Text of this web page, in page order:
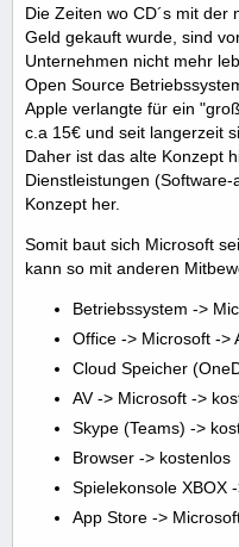
Die Zeiten wo CD´s mit der
Geld gekauft wurde, sind
Unternehmen nicht mehr
Open Source
Apple verlangte für ein
c.a 15€ und seit langerzeit
Daher ist das alte Konzept
Dienstleistungen
Konzept her.
Somit baut sich Microsoft
kann so mit anderen
Betriebssystem ->
Office -> Microsoft ->
Cloud Speicher
AV -> Microsoft ->
Skype (Teams) ->
Browser -> kostenlos
Spielekonsole XBOX
App Store ->